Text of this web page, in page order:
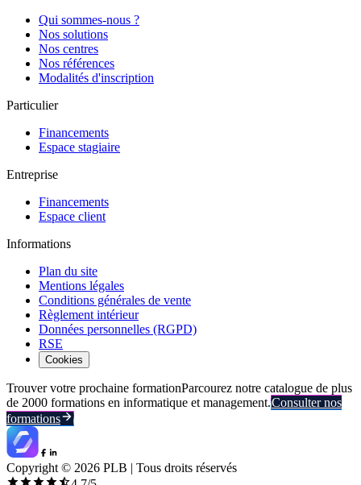
Qui sommes-nous ?
Nos solutions
Nos centres
Nos références
Modalités d'inscription
Particulier
Financements
Espace stagiaire
Entreprise
Financements
Espace client
Informations
Plan du site
Mentions légales
Conditions générales de vente
Règlement intérieur
Données personnelles (RGPD)
RSE
Cookies
Trouver votre prochaine formationParcourez notre catalogue de plus
de 2000 formations en informatique et management.Consulter nos
formations
Copyright © 2026 PLB | Tous droits réservés